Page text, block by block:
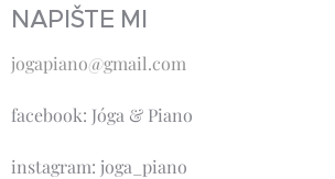
NAPIŠTE MI
jogapiano@gmail.com
facebook: Jóga & Piano
instagram: joga_piano